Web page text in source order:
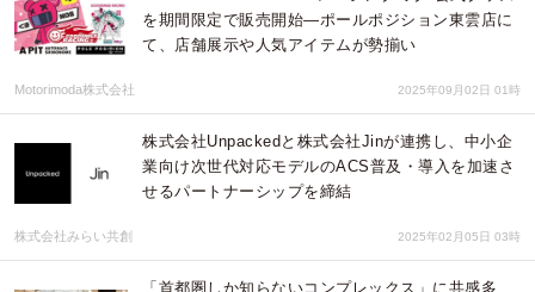
を期間限定で販売開始―ポールポジション東雲店に
て、店舗展示や人気アイテムが勢揃い
Motorimoda株式会社 2025年09月02日 01時
株式会社Unpackedと株式会社Jinが連携し、中小企
業向け次世代対応モデルのACS普及・導入を加速さ
せるパートナーシップを締結
株式会社みらい共創 2025年02月05日 03時
「首都圏しか知らないコンプレックス」に共感多